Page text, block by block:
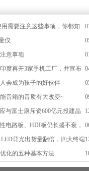
需要注意这些事项，你都知
仪
意事项
度再开3家手机工厂，并宣布
会成为孩子的好伙伴
音箱的音质有大改变~
与富士康斥资600亿元投建晶
电路板、HDI板仍长盛不衰，
背光出货量翻倍，四大终端
化的五种基本方法